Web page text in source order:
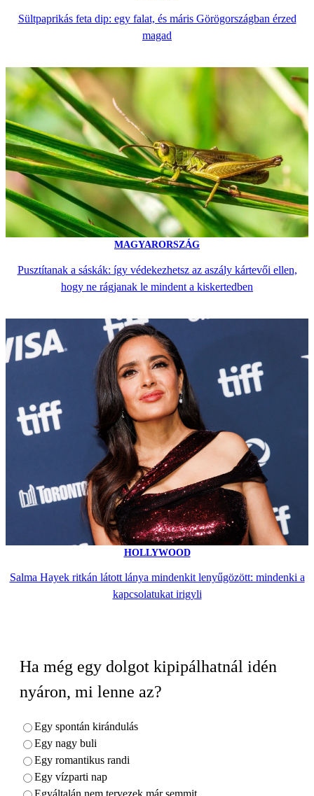
Sültpaprikás feta dip: egy falat, és máris Görögországban érzed
magad
MAGYARORSZÁG
Pusztítanak a sáskák: így védekezhetsz az aszály kártevői ellen,
hogy ne rágjanak le mindent a kiskertedben
HOLLYWOOD
Salma Hayek ritkán látott lánya mindenkit lenyűgözött: mindenki a
kapcsolatukat irigyli
Ha még egy dolgot kipipálhatnál idén
nyáron, mi lenne az?
Egy spontán kirándulás
Egy nagy buli
Egy romantikus randi
Egy vízparti nap